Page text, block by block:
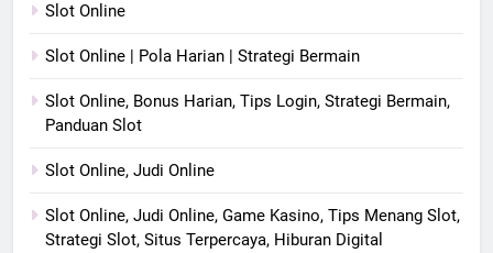
Slot Online
Slot Online | Pola Harian | Strategi Bermain
Slot Online, Bonus Harian, Tips Login, Strategi Bermain,
Panduan Slot
Slot Online, Judi Online
Slot Online, Judi Online, Game Kasino, Tips Menang Slot,
Strategi Slot, Situs Terpercaya, Hiburan Digital